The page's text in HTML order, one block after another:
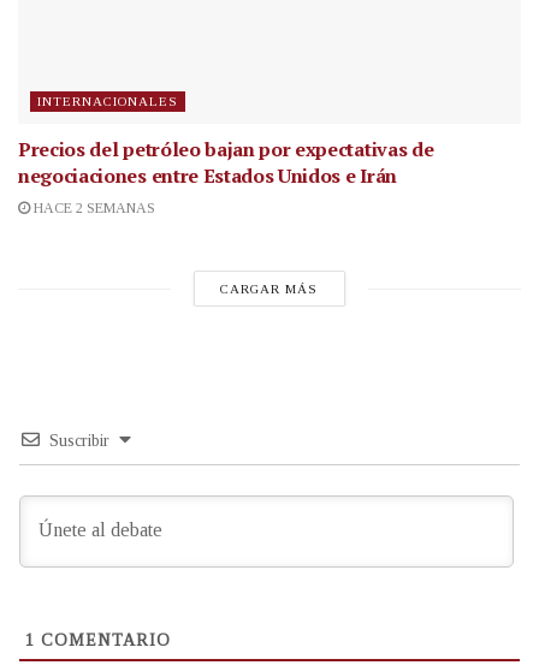
INTERNACIONALES
Precios del petróleo bajan por expectativas de
negociaciones entre Estados Unidos e Irán
HACE 2 SEMANAS
CARGAR MÁS
Suscribir
1 COMENTARIO